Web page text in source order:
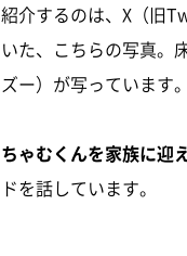
紹介するのは、X（旧
いた、こちらの写真。
ズー）が写っています。
ちゃむくんを家族に迎
ドを話しています。